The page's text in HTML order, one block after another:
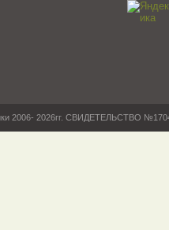
2006- 2026гг. СВИДЕТЕЛЬСТВО